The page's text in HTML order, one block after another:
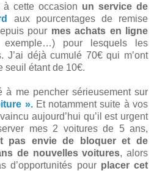
à cette occasion un service de
aux pourcentages de remise
pour mes achats en ligne
exemple…) pour lesquels les
J’ai déjà cumulé 70€ qui m’ont
seuil étant de 10€.
à me pencher sérieusement sur
».Et notamment suite à vos
aujourd’hui qu’il est urgent
mes 2 voitures de 5 ans,
pas envie de bloquer et de
de nouvelles voitures, alors
d’opportunités pour placer cet